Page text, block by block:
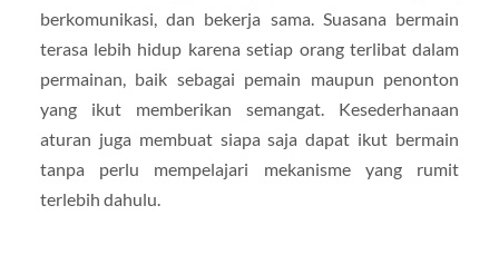
berkomunikasi, dan bekerja sama. Suasana bermain
terasa lebih hidup karena setiap orang terlibat dalam
permainan, baik sebagai pemain maupun penonton
yang ikut memberikan semangat. Kesederhanaan
aturan juga membuat siapa saja dapat ikut bermain
tanpa perlu mempelajari mekanisme yang rumit
terlebih dahulu.